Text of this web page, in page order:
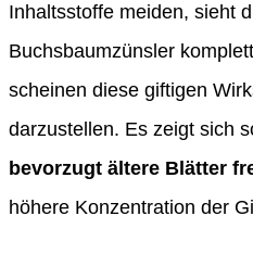
Inhaltsstoffe meiden, sieht
Buchsbaumzünsler
scheinen diese giftigen
darzustellen. Es zeigt sich
bevorzugt ältere Blätter
höhere Konzentration der